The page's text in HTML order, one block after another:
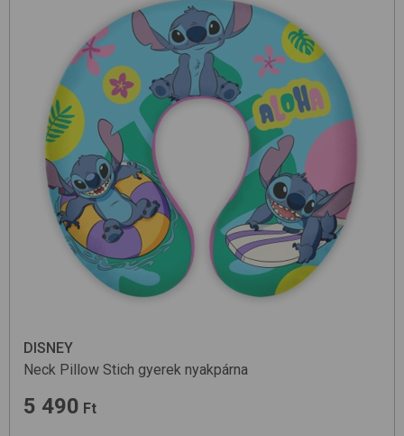
DISNEY
Neck Pillow Stich gyerek nyakpárna
5 490 Ft